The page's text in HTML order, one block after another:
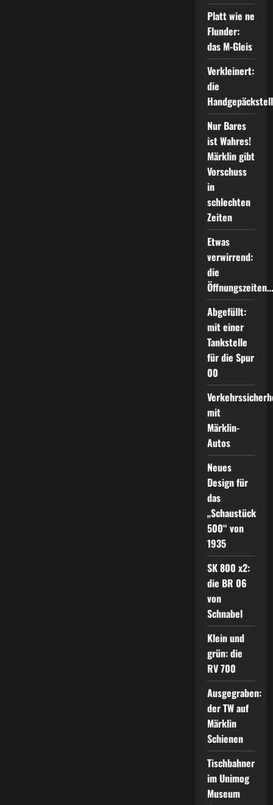
Platt wie ne
Flunder:
das M-Gleis
Verkleinert:
die
Nur Bares
ist Wahres!
Märklin gibt
Vorschuss
in
schlechten
Zeiten
Etwas
verwirrend:
die
Öffnungszeiten…
Abgefüllt:
mit einer
Tankstelle
für die Spur
00
mit
Märklin-
Autos
Neues
Design für
das
„Schaustück
500“ von
1935
SK 800 x2:
die BR 06
von
Schnabel
Klein und
grün: die
RV 700
Ausgegraben:
der TW auf
Märklin
Schienen
Tischbahner
im Unimog
Museum